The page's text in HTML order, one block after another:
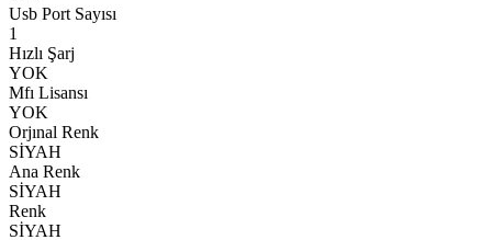
Usb Port Sayısı
1
Hızlı Şarj
YOK
Mfı Lisansı
YOK
Orjınal Renk
SİYAH
Ana Renk
SİYAH
Renk
SİYAH